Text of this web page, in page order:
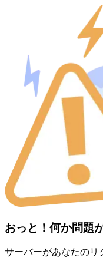
おっと！何か問題
サーバーがあなたのリ